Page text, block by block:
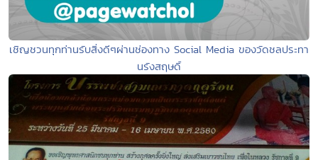
เชิญชวนทุกท่านรับสิ่งดีๆผ่านช่องทาง Social Media ของวัดชลประทา
นรังสฤษดิ์